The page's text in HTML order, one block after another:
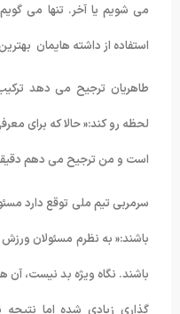
می شویم یا آخر. تنها می
استفاده از داشته هایمان
طاهریان ترجیح می دهد
لحظه رو کند:« حالا که برای
است و من ترجیح می دهم دقیقه ۹۰ ترکیب تیمم را معرفی
سرمربی تیم ملی توقع دارد
باشند:« به نظرم مسئولان ورزش
باشند. نگاه ویژه بد نیست، آن
گذاری زیادی شده اما